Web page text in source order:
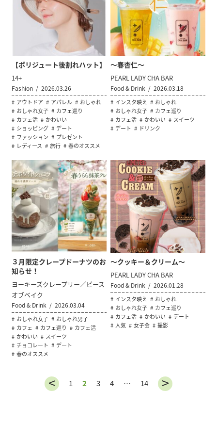
【ポリジュート後割れハット】
14+
Fashion 2026.03.26
アウトドア アパレル
おしゃれ
おしゃれ女子
カフェ巡り
カフェ活
かわいい
ショッピング
デート
ファッション
プレゼント
レディース
旅行 春のオススメ
～春杏仁～
PEARL LADY CHA BAR
Food & Drink 2026.03.18
インスタ映え
おしゃれ
おしゃれ女子
カフェ巡り
カフェ活
かわいい
スイーツ
デート
ドリンク
３月限定クレープドーナツのお
知らせ！
ヨーキーズクレープリー／ピース
オブベイク
Food & Drink 2026.03.04
おしゃれ女子
おしゃれ男子
カフェ
カフェ巡り
カフェ活
かわいい
スイーツ
チョコレート
デート
春のオススメ
～クッキー＆クリーム～
PEARL LADY CHA BAR
Food & Drink 2026.01.28
インスタ映え
おしゃれ
おしゃれ女子
カフェ巡り
カフェ活
かわいい
デート
人気
女子会 撮影
1 2 3 4 … 14